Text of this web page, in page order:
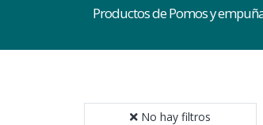
Productos de Pomos y
No hay filtros